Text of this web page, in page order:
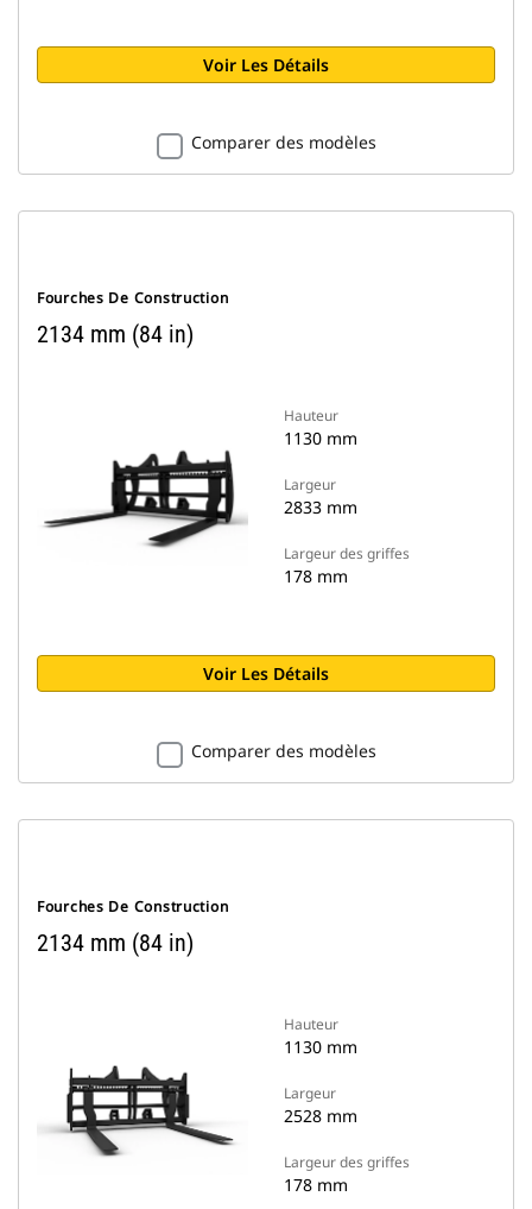
Voir Les Détails
Comparer des modèles
Fourches De Construction
2134 mm (84 in)
Hauteur
1130 mm
Largeur
2833 mm
Largeur des griffes
178 mm
Voir Les Détails
Comparer des modèles
Fourches De Construction
2134 mm (84 in)
Hauteur
1130 mm
Largeur
2528 mm
Largeur des griffes
178 mm